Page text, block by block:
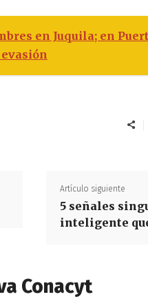
en Juquila; en
Artículo siguiente
5 señales
inteligente
Conacyt